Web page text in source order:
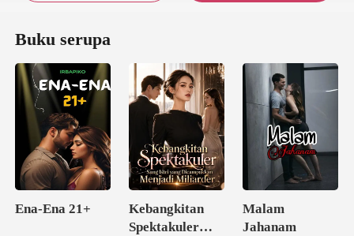
Buku serupa
Ena-Ena 21+
Kebangkitan
Spektakuler
Malam
Jahanam